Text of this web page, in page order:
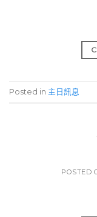
Posted in 主日訊息
POSTED